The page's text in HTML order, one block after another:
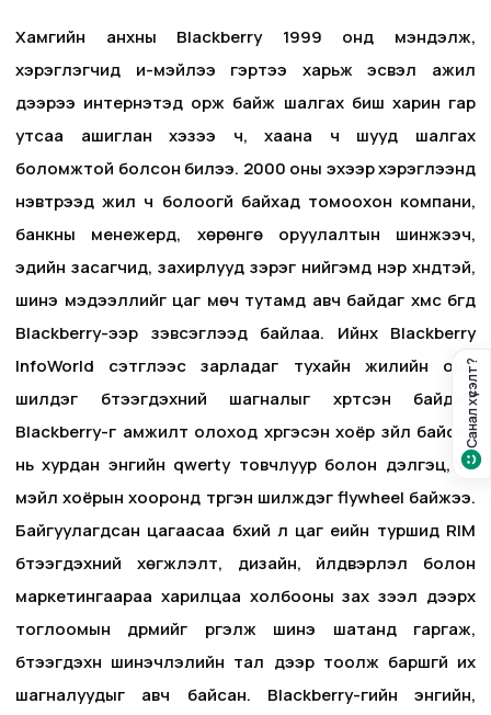
Санал хүсэлт?
Хамгийн анхны Blackberry 1999 онд мэндэлж,
хэрэглэгчид и-мэйлээ гэртээ харьж эсвэл ажил
дээрээ интернэтэд орж байж шалгах биш харин гар
утсаа ашиглан хэзээ ч, хаана ч шууд шалгах
боломжтой болсон билээ. 2000 оны эхээр хэрэглээнд
нэвтрээд жил ч болоогүй байхад томоохон компани,
банкны менежерүүд, хөрөнгө оруулалтын шинжээч,
эдийн засагчид, захирлууд зэрэг нийгэмд нэр хүндтэй,
шинэ мэдээллийг цаг мөч тутамд авч байдаг хүмүүс бүгд
Blackberry-ээр зэвсэглээд байлаа. Ийнхүү Blackberry
InfoWorld сэтгүүлээс зарладаг тухайн жилийн оны
шилдэг бүтээгдэхүүний шагналыг хүртсэн байдаг.
Blackberry-г амжилт олоход хүргэсэн хоёр зүйл байсан
нь хурдан энгийн qwerty товчлуур болон дэлгэц, и-
мэйл хоёрын хооронд түргэн шилждэг flywheel байжээ.
Байгуулагдсан цагаасаа бүхий л цаг үеийн туршид RIM
бүтээгдэхүүний хөгжүүлэлт, дизайн, үйлдвэрлэл болон
маркетингаараа харилцаа холбооны зах зээл дээрх
тоглоомын дүрмийг үргэлж шинэ шатанд гаргаж,
бүтээгдэхүүн шинэчлэлийн тал дээр тоолж баршгүй их
шагналуудыг авч байсан. Blackberry-гийн энгийн,